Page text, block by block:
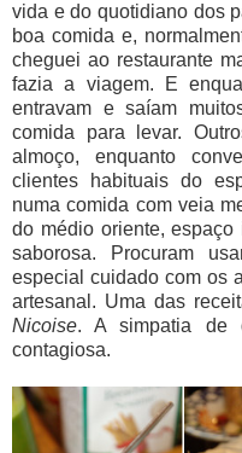
vida e do quotidiano dos
boa comida e,
cheguei ao restaurante
fazia a viagem. E
entravam e saíam
comida para levar.
almoço, enquanto
clientes habituais do
numa comida com veia
do médio oriente,
saborosa. Procuram
especial cuidado com os
artesanal. Uma das
Nicoise. A simpatia de
contagiosa.